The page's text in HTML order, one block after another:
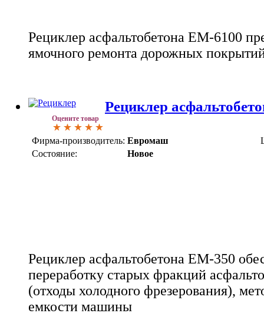
Рециклер асфальтобетона ЕМ-6100
ямочного ремонта дорожных
Оцените товар
Рециклер
Фирма-производитель: Евромаш
Состояние:
Новое
Рециклер асфальтобетона ЕМ-350
переработку старых фракций
(отходы холодного фрезерования),
емкости машины